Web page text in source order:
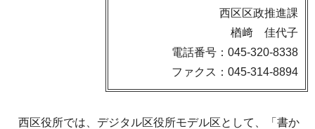
西区区政推進課
楢﨑 佳代子
電話番号：045-320-8338
ファクス：045-314-8894
西区役所では、デジタル区役所モデル区として、「書か